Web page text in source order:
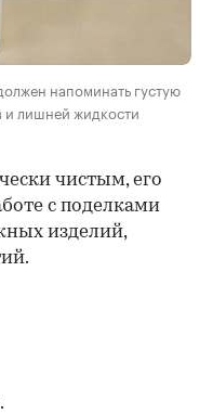
напоминать густую
и лишней жидкости
чистым, его
с поделками
изделий,